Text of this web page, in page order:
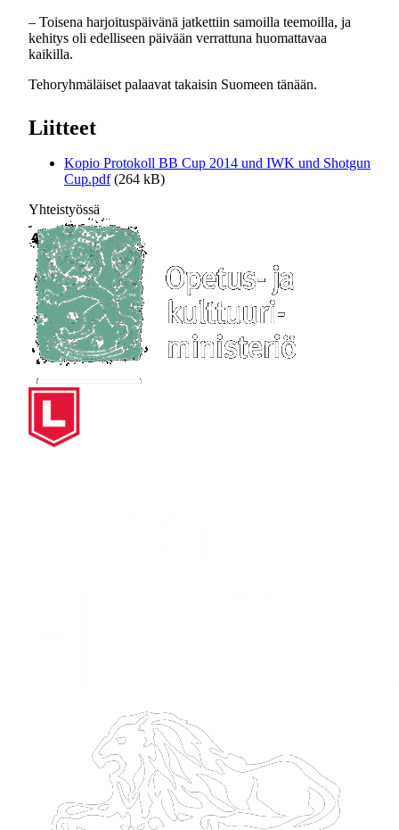
– Toisena harjoituspäivänä jatkettiin samoilla teemoilla, ja
kehitys oli edelliseen päivään verrattuna huomattavaa
kaikilla.
Tehoryhmäläiset palaavat takaisin Suomeen tänään.
Liitteet
Kopio Protokoll BB Cup 2014 und IWK und Shotgun
Cup.pdf (264 kB)
Yhteistyössä